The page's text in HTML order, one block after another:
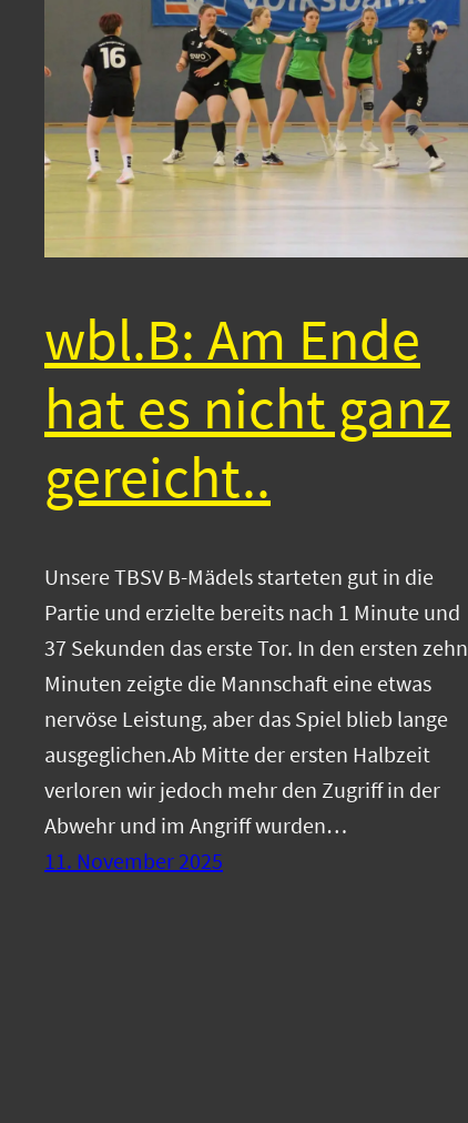
wbl.B: Am Ende
hat es nicht ganz
gereicht..
Unsere TBSV B-Mädels starteten gut in die
Partie und erzielte bereits nach 1 Minute und
37 Sekunden das erste Tor. In den ersten zehn
Minuten zeigte die Mannschaft eine etwas
nervöse Leistung, aber das Spiel blieb lange
ausgeglichen.Ab Mitte der ersten Halbzeit
verloren wir jedoch mehr den Zugriff in der
Abwehr und im Angriff wurden…
11. November 2025